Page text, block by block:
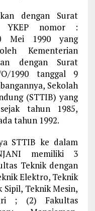
dengan Surat
YKEP nomor :
Mei 1990 yang
Kementerian
dengan Surat
1990 tanggal 9
Sekolah
(STTIB) yang
tahun 1985,
tahun 1992.
STTIB ke dalam
memiliki 3
Teknik dengan
Elektro, Teknik
Sipil, Teknik Mesin,
; (2) Fakultas